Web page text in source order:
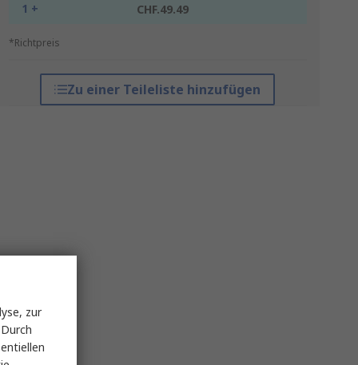
1 + CHF.49.49
*Richtpreis
Zu einer Teileliste hinzufügen
zur